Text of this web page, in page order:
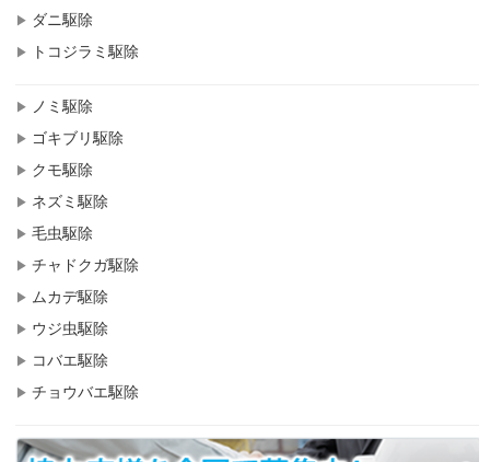
ダニ駆除
トコジラミ駆除
ノミ駆除
ゴキブリ駆除
クモ駆除
ネズミ駆除
毛虫駆除
チャドクガ駆除
ムカデ駆除
ウジ虫駆除
コバエ駆除
チョウバエ駆除